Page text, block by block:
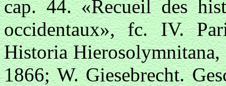
cap. 44. «Recueil des
occidentaux», fc. IV.
Historia
1866; W. Giesebrecht.